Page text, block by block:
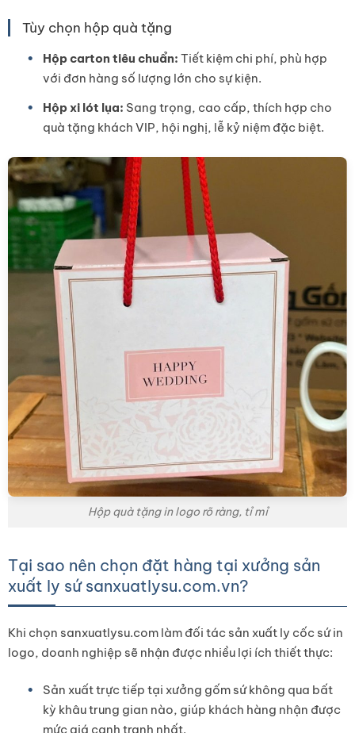
Tùy chọn hộp quà tặng
Hộp carton tiêu chuẩn: Tiết kiệm chi phí, phù hợp
với đơn hàng số lượng lớn cho sự kiện.
Hộp xi lót lụa: Sang trọng, cao cấp, thích hợp cho
quà tặng khách VIP, hội nghị, lễ kỷ niệm đặc biệt.
Hộp quà tặng in logo rõ ràng, tỉ mỉ
Tại sao nên chọn đặt hàng tại xưởng sản
xuất ly sứ sanxuatlysu.com.vn?
Khi chọn sanxuatlysu.com làm đối tác sản xuất ly cốc sứ in
logo, doanh nghiệp sẽ nhận được nhiều lợi ích thiết thực:
Sản xuất trực tiếp tại xưởng gốm sứ không qua bất
kỳ khâu trung gian nào, giúp khách hàng nhận được
mức giá cạnh tranh nhất.